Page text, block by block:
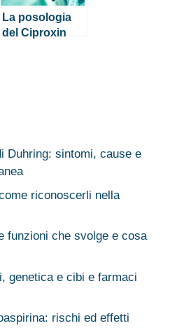
La posologia
del Ciproxin
Duhring: sintomi, cause e
riconoscerli nella
funzioni che svolge e cosa
genetica e cibi e farmaci
rischi ed effetti